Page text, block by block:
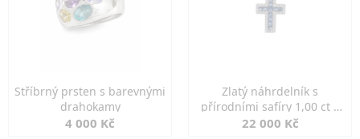
Stříbrný prsten s barevnými
drahokamy
4 000 Kč
Zlatý náhrdelník s
přírodními safíry 1,00 ct a
diamanty
22 000 Kč